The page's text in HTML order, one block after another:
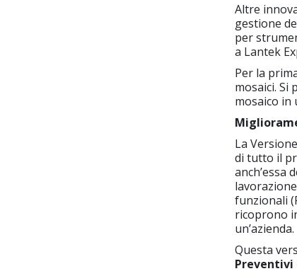
Altre
gestione
per
a Lantek
Per la
mosaici. Si
mosaico in
La
di tutto il
anch’essa
funzionali
ricoprono
un’azienda.
Questa
Preventivi